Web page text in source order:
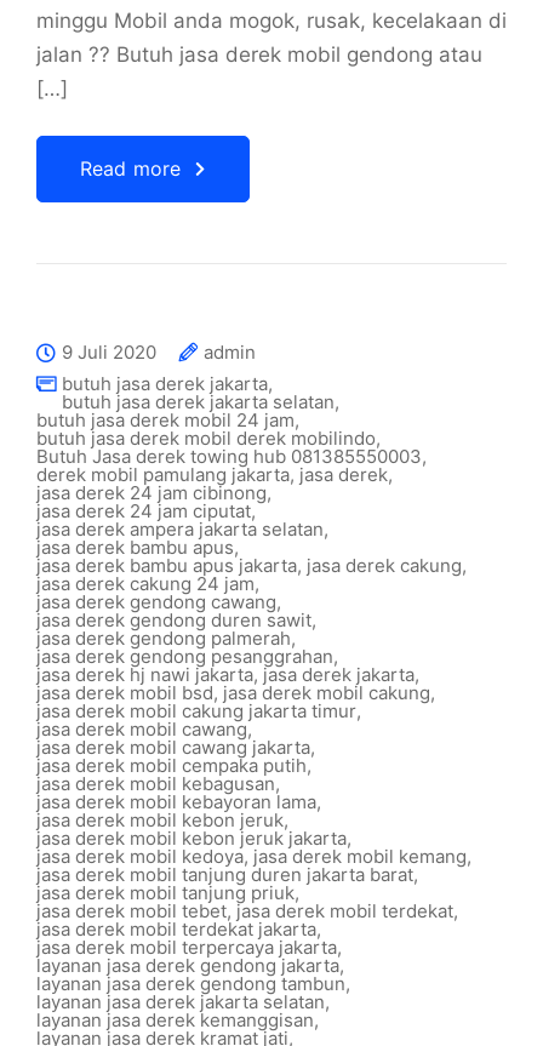
minggu Mobil anda mogok, rusak, kecelakaan di
jalan ?? Butuh jasa derek mobil gendong atau
[…]
Read more
9 Juli 2020
admin
butuh jasa derek jakarta,
butuh jasa derek jakarta selatan,
butuh jasa derek mobil 24 jam,
butuh jasa derek mobil derek mobilindo,
Butuh Jasa derek towing hub 081385550003,
derek mobil pamulang jakarta, jasa derek,
jasa derek 24 jam cibinong,
jasa derek 24 jam ciputat,
jasa derek ampera jakarta selatan,
jasa derek bambu apus,
jasa derek bambu apus jakarta, jasa derek cakung,
jasa derek cakung 24 jam,
jasa derek gendong cawang,
jasa derek gendong duren sawit,
jasa derek gendong palmerah,
jasa derek gendong pesanggrahan,
jasa derek hj nawi jakarta, jasa derek jakarta,
jasa derek mobil bsd, jasa derek mobil cakung,
jasa derek mobil cakung jakarta timur,
jasa derek mobil cawang,
jasa derek mobil cawang jakarta,
jasa derek mobil cempaka putih,
jasa derek mobil kebagusan,
jasa derek mobil kebayoran lama,
jasa derek mobil kebon jeruk,
jasa derek mobil kebon jeruk jakarta,
jasa derek mobil kedoya, jasa derek mobil kemang,
jasa derek mobil tanjung duren jakarta barat,
jasa derek mobil tanjung priuk,
jasa derek mobil tebet, jasa derek mobil terdekat,
jasa derek mobil terdekat jakarta,
jasa derek mobil terpercaya jakarta,
layanan jasa derek gendong jakarta,
layanan jasa derek gendong tambun,
layanan jasa derek jakarta selatan,
layanan jasa derek kemanggisan,
layanan jasa derek kramat jati,